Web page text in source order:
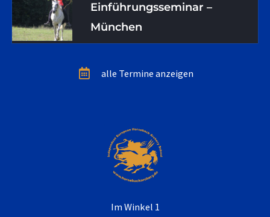
Einführungsseminar –
München
alle Termine anzeigen
Im Winkel 1